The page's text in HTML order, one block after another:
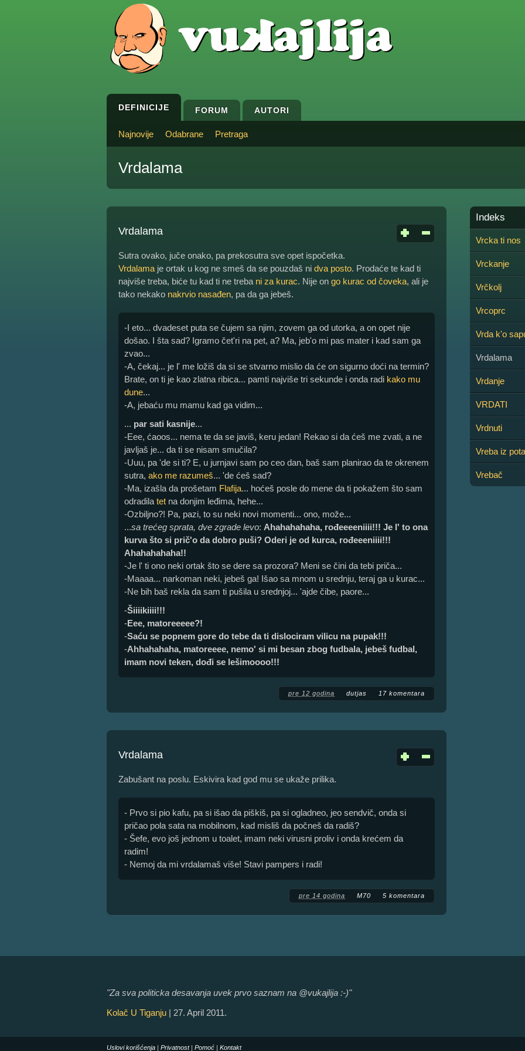
DEFINICIJE FORUM AUTORI
Najnovije Odabrane Pretraga
Vrdalama
Vrdalama
Sutra ovako, juče onako, pa prekosutra sve opet ispočetka.
Vrdalama je ortak u kog ne smeš da se pouzdaš ni dva posto. Prodaće te kad ti
najviše treba, biće tu kad ti ne treba ni za kurac. Nije on go kurac od čoveka, ali je
tako nekako nakrvio nasađen, pa da ga jebeš.
-I eto... dvadeset puta se čujem sa njim, zovem ga od utorka, a on opet nije
došao. I šta sad? Igramo čet'ri na pet, a? Ma, jeb'o mi pas mater i kad sam ga
zvao...
-A, čekaj... je l' me ložiš da si se stvarno mislio da će on sigurno doći na termin?
Brate, on ti je kao zlatna ribica... pamti najviše tri sekunde i onda radi kako mu
dune...
-A, jebaću mu mamu kad ga vidim...
... par sati kasnije...
-Eee, ćaoos... nema te da se javiš, keru jedan! Rekao si da ćeš me zvati, a ne
javljaš je... da ti se nisam smučila?
-Uuu, pa 'de si ti? E, u jurnjavi sam po ceo dan, baš sam planirao da te okrenem
sutra, ako me razumeš... 'de ćeš sad?
-Ma, izašla da prošetam Flafija... hoćeš posle do mene da ti pokažem što sam
odradila tet na donjim leđima, hehe...
-Ozbiljno?! Pa, pazi, to su neki novi momenti... ono, može...
...sa trećeg sprata, dve zgrade levo: Ahahahahaha, rođeeeeniiii!!! Je l' to ona
kurva što si prič'o da dobro puši? Oderi je od kurca, rođeeeniiii!!!
Ahahahahaha!!
-Je l' ti ono neki ortak što se dere sa prozora? Meni se čini da tebi priča...
-Maaaa... narkoman neki, jebeš ga! Išao sa mnom u srednju, teraj ga u kurac...
-Ne bih baš rekla da sam ti pušila u srednjoj... 'ajde čibe, paore...
-Šiiiikiiii!!!
-Eee, matoreeeee?!
-Saću se popnem gore do tebe da ti dislociram vilicu na pupak!!!
-Ahhahahaha, matoreeee, nemo' si mi besan zbog fudbala, jebeš fudbal,
imam novi teken, dođi se lešimoooo!!!
pre 12 godina dutjas 17 komentara
Vrdalama
Zabušant na poslu. Eskivira kad god mu se ukaže prilika.
- Prvo si pio kafu, pa si išao da piškiš, pa si ogladneo, jeo sendvič, onda si
pričao pola sata na mobilnom, kad misliš da počneš da radiš?
- Šefe, evo još jednom u toalet, imam neki virusni proliv i onda krećem da
radim!
- Nemoj da mi vrdalamaš više! Stavi pampers i radi!
pre 14 godina M70 5 komentara
Indeks
Vrcka ti nos
Vrckanje
Vrčkolj
Vrcoprc
Vrda k'o
Vrdalama
Vrdanje
VRDATI
Vrdnuti
Vreba iz
Vrebač
"Za sva politicka desavanja uvek prvo saznam na @vukajlija :-)"
Kolač U Tiganju | 27. April 2011.
Uslovi korišćenja | Privatnost| Pomoć | Kontakt